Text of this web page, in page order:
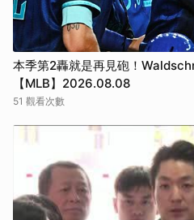
本季第2轟就是再見砲！
【MLB】2026.08.08
51 觀看次數